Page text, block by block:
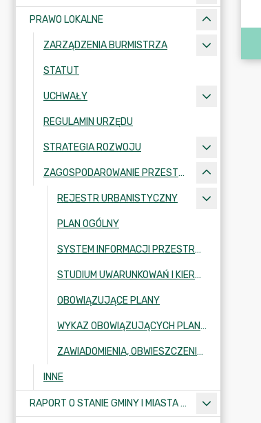
PRAWO LOKALNE
ZARZĄDZENIA BURMISTRZA
STATUT
UCHWAŁY
REGULAMIN URZĘDU
STRATEGIA ROZWOJU
ZAGOSPODAROWANIE PRZESTRZENNE
REJESTR URBANISTYCZNY
PLAN OGÓLNY
SYSTEM INFORMACJI PRZESTRZENNEJ - GMINA I MIASTO KRAJENKA
STUDIUM UWARUNKOWAŃ I KIERUNKÓW ZAGOSPODAROWANIA
OBOWIĄZUJĄCE PLANY
WYKAZ OBOWIĄZUJĄCYCH PLANÓW ZAGOSPODAROWANIA PRZESTRZENNEGO
ZAWIADOMIENIA, OBWIESZCZENIA, OGŁOSZENIA Z ZAKRESU ZAGOSPODAROWANIA PRZESTRZENNEGO
INNE
RAPORT O STANIE GMINY I MIASTA KRAJENKA